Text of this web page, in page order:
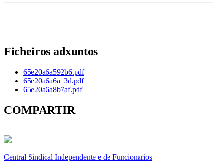
Ficheiros adxuntos
65e20a6a592b6.pdf
65e20a6a6a13d.pdf
65e20a6a8b7af.pdf
COMPARTIR
Central Sindical Independente e de Funcionarios